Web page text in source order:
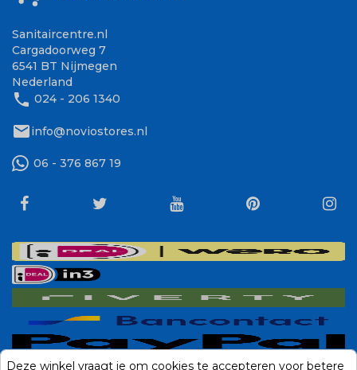
Sanitaircentre.nl
Cargadoorweg 7
6541 BT Nijmegen
Nederland
phone 024 - 206 1340
mailinfo@noviostores.nl
06 - 376 867 19
Deze winkel vraagt je om cookies te accepteren voor betere